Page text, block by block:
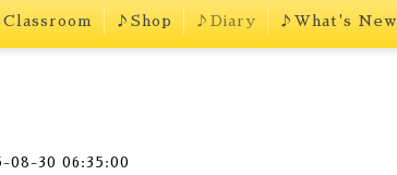
♪Shop ♪Diary ♪What's New
08-30 06:35:00